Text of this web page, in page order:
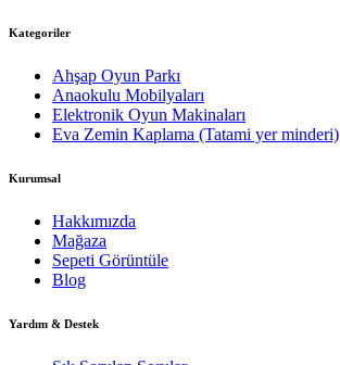
Kategoriler
Ahşap Oyun Parkı
Anaokulu Mobilyaları
Elektronik Oyun Makinaları
Eva Zemin Kaplama (Tatami yer minderi)
Kurumsal
Hakkımızda
Mağaza
Sepeti Görüntüle
Blog
Yardım & Destek